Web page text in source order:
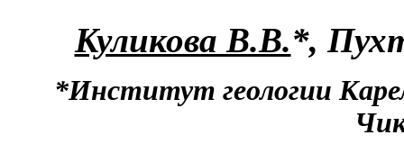
Куликова В.В.*,
*Институт геологии